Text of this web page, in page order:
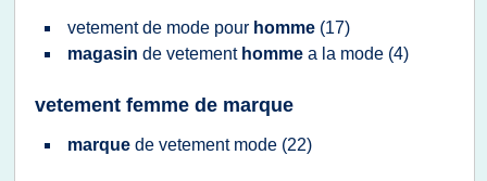
vetementde mode pour homme (17)
magasin de vetement homme a la mode (4)
vetement femme de marque
marque de vetement mode (22)